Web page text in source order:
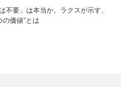
不要」は本当か。ラクスが示す、
価値”とは